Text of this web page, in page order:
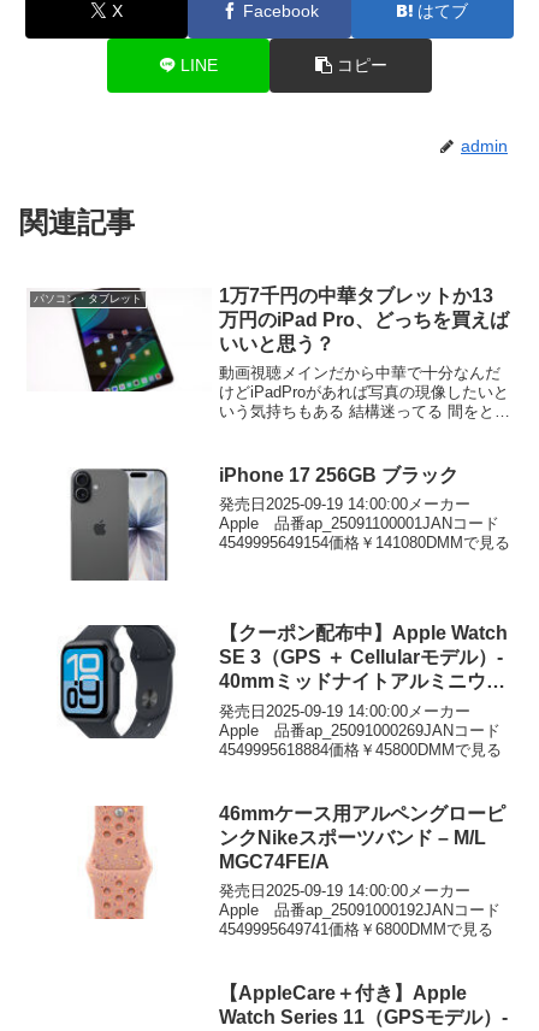
X Facebook はてブ
LINE コピー
admin
関連記事
パソコン・タブレット
1万7千円の中華タブレットか13
万円のiPad Pro、どっちを買えば
いいと思う？
動画視聴メインだから中華で十分なんだ
けどiPadProがあれば写真の現像したいと
いう気持ちもある 結構迷ってる 間をとっ
画面
iPhone 17 256GB ブラック
発売日2025-09-19 14:00:00メーカー
Apple 品番ap_25091100001JANコード
4549995649154価格￥141080DMMで見る
【クーポン配布中】Apple Watch
SE 3（GPS ＋ Cellularモデル）-
40mmミッドナイトアルミニウム
ケースとミッドナイトスポーツバ
ンド – S/M
発売日2025-09-19 14:00:00メーカー
Apple 品番ap_25091000269JANコード
4549995618884価格￥45800DMMで見る
46mmケース用アルペングローピ
ンクNikeスポーツバンド – M/L
MGC74FE/A
発売日2025-09-19 14:00:00メーカー
Apple 品番ap_25091000192JANコード
4549995649741価格￥6800DMMで見る
【AppleCare＋付き】Apple
Watch Series 11（GPSモデル）-